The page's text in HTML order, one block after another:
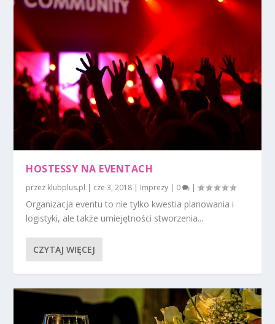
HOSTESSY NA EVENTACH
przez klubplus.pl | cze 3, 2018 | Imprezy | 0 |
Organizacja eventu to nie tylko kwestia planowania i
logistyki, ale także umiejętności stworzenia...
CZYTAJ WIĘCEJ